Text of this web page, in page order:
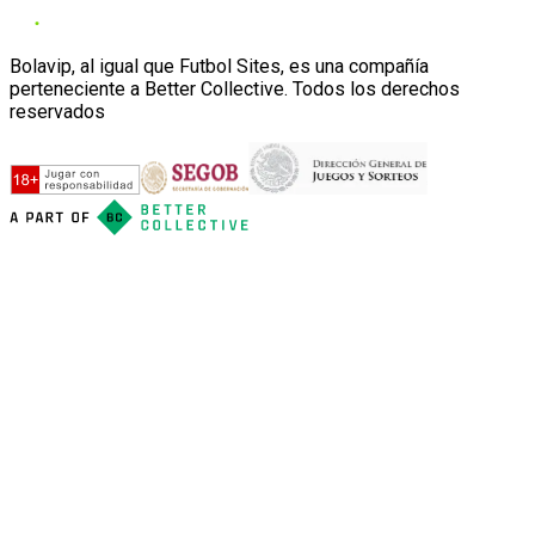
Bolavip, al igual que Futbol Sites, es una compañía
perteneciente a Better Collective. Todos los derechos
reservados